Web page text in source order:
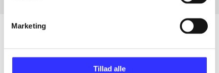
Marketing
Tillad alle
Artikler